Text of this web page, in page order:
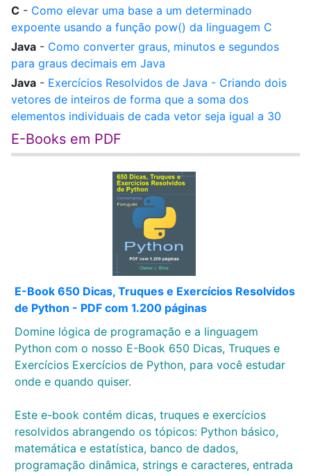
C - Como elevar uma base a um determinado
expoente usando a função pow() da linguagem C
Java - Como converter graus, minutos e segundos
para graus decimais em Java
Java - Exercícios Resolvidos de Java - Criando dois
vetores de inteiros de forma que a soma dos
elementos individuais de cada vetor seja igual a 30
E-Books em PDF
E-Book 650 Dicas, Truques e Exercícios Resolvidos
de Python - PDF com 1.200 páginas
Domine lógica de programação e a linguagem
Python com o nosso E-Book 650 Dicas, Truques e
Exercícios Exercícios de Python, para você estudar
onde e quando quiser.
Este e-book contém dicas, truques e exercícios
resolvidos abrangendo os tópicos: Python básico,
matemática e estatística, banco de dados,
programação dinâmica, strings e caracteres, entrada